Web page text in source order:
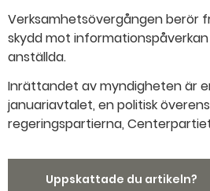
Verksamhetsövergången berör
skydd mot
anställda.
Inrättandet av myndigheten är
januariavtalet, en politisk
regeringspartierna,
Uppskattade du artikeln?